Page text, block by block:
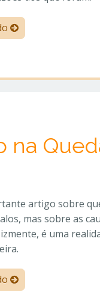
na
artigo sobre
mas sobre as
é uma